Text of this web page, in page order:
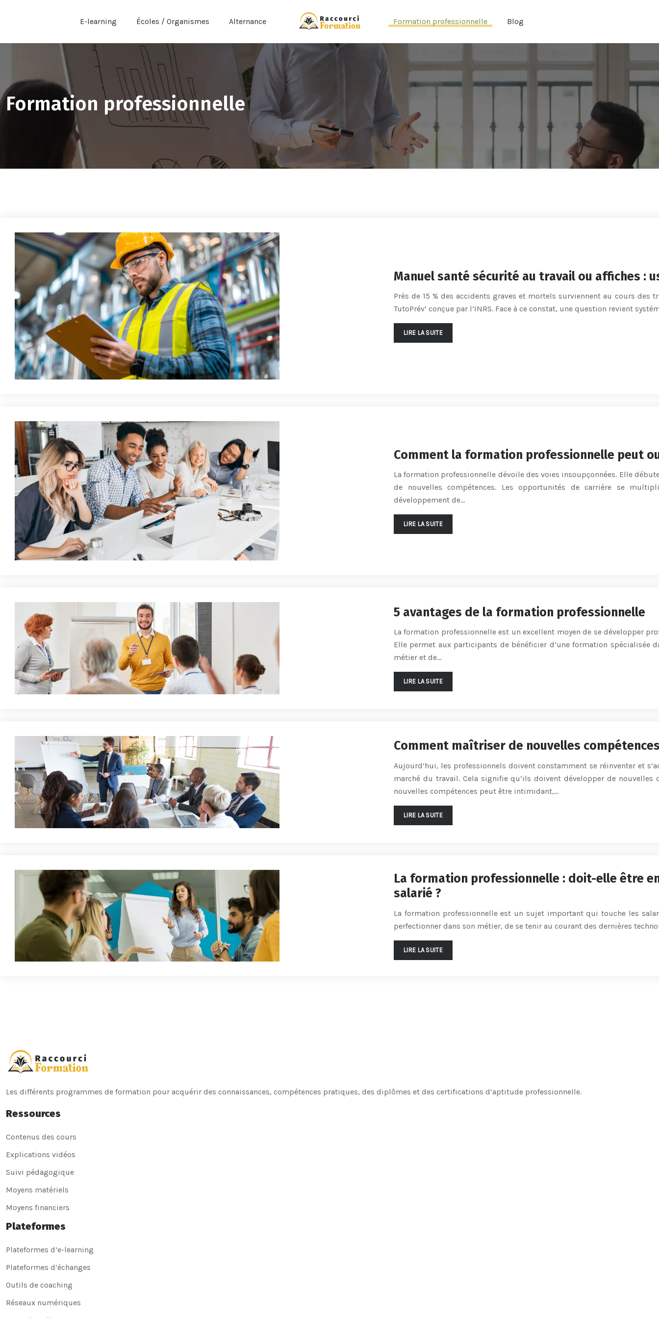
Alternance
Écoles / Organismes
E-learning Formation professionnelle Blog
Formation professionnelle
Manuel santé sécurité au travail ou affiches :
Près de 15 % des accidents graves et mortels surviennent au cours des
TutoPrév’ conçue par l’INRS. Face à ce constat, une question revient
LIRE LA SUITE
Comment la formation professionnelle peut
La formation professionnelle dévoile des voies insoupçonnées. Elle
de nouvelles compétences. Les opportunités de carrière se
développement de…
LIRE LA SUITE
5 avantages de la formation professionnelle
La formation professionnelle est un excellent moyen de se développer
Elle permet aux participants de bénéficier d’une formation spécialisée
métier et de…
LIRE LA SUITE
Comment maîtriser de nouvelles
Aujourd’hui, les professionnels doivent constamment se réinventer et
marché du travail. Cela signifie qu’ils doivent développer de
nouvelles compétences peut être intimidant,…
LIRE LA SUITE
La formation professionnelle : doit-elle être
salarié ?
La formation professionnelle est un sujet important qui touche les
perfectionner dans son métier, de se tenir au courant des dernières
LIRE LA SUITE
Les différents programmes de formation pour acquérir des connaissances, compétences pratiques, des diplômes et des certifications d’aptitude professionnelle.
Ressources
Contenus des cours
Explications vidéos
Suivi pédagogique
Moyens matériels
Moyens financiers
Plateformes
Plateformes d’e-learning
Plateformes d’échanges
Outils de coaching
Réseaux numériques